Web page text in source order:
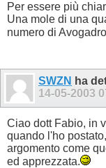
Per essere più
Una mole di una
numero di
SWZN ha
14-05-2003
Ciao dott Fabio, in
quando l'ho
argomento come
ed apprezzata.